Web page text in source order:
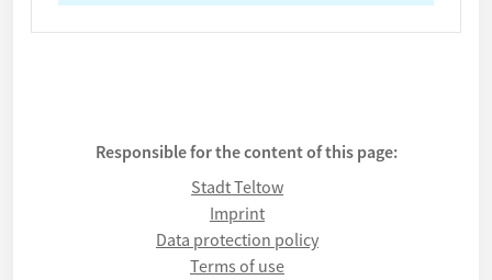
Responsible for the content of this page:
Stadt Teltow
Imprint
Data protection policy
Terms of use